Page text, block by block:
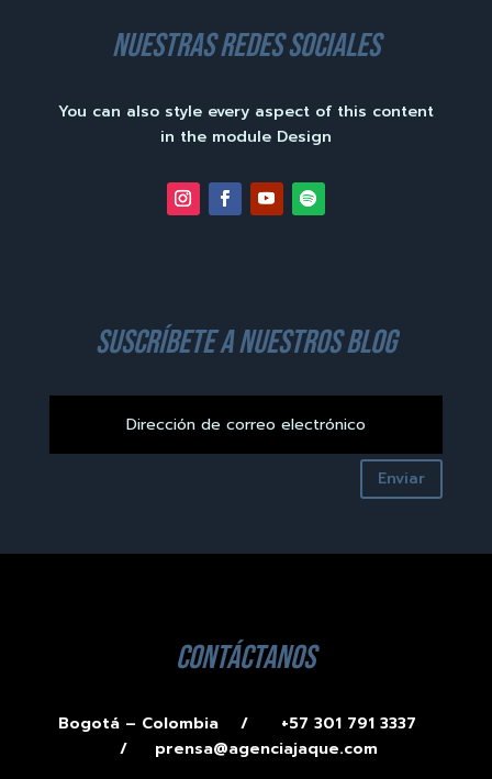
nuestras redes sociales
You can also style every aspect of this content
in the module Design
suscríbete a nuestros blog
Enviar
contáctanos
Bogotá – Colombia /
+57 301 791 3337
/ prensa@agenciajaque.com